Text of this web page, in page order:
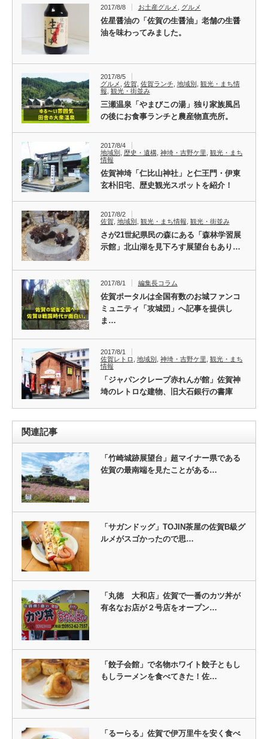
2017/8/8 お土産グルメ グルメ
佐星醤油の「佐賀の生醤油」老舗の生醤
油を味わってみました。
2017/8/5
グルメ
佐賀, 佐賀ランチ 地域別 観光・まち情
報 観光・街並み
三瀬温泉「やまびこの湯」独り家族風呂
の後にお食事ランチと農産物直売所。
2017/8/4
地域別
歴史・遺構, 神埼・吉野ケ里 観光・まち
情報
佐賀神埼「仁比山神社」と仁王門・伊東
玄朴旧宅、歴史観光スポットを紹介！
2017/8/2
佐賀, 地域別 観光・まち情報 観光・街並み
さが21世紀県民の森にある「森林学習展
示館」北山湖を見下ろす展望台もあり…
2017/8/1 編集長コラム
佐賀ポータルは全国有数のお城ファンコ
ミュニティ「攻城団」へ記事を提供し
ま…
2017/8/1
佐賀レトロ
地域別 神埼・吉野ケ里 観光・まち
情報
「ジャパンクレープ赤れんが館」佐賀神
埼のレトロな建物、旧大石銀行の書庫
関連記事
「竹崎城跡展望台」超マイナー県である
佐賀の最南端を見たことがある…
「サガンドッグ」TOJIN茶屋の佐賀B級グ
ルメがスゴかったので思…
「丸徳 大和店」佐賀で一番のカツ丼が
有名なお店が２号店をオープン…
「餃子会館」で名物ホワイト餃子ともし
もしラーメンを食べてきた！佐…
「るーらる」佐賀で伊万里牛を安く食べ